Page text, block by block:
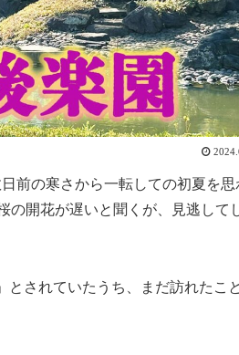
前の寒さから一転しての初夏を思
の開花が遅いと聞くが、見逃して
されていたうち、まだ訪れたこ